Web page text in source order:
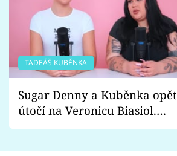
TADEÁŠ KUBĚNKA
Sugar Denny a Kuběnka opět
útočí na Veronicu Biasiol.
Proč je podle nich falešná a